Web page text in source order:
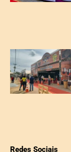
Redes Sociais